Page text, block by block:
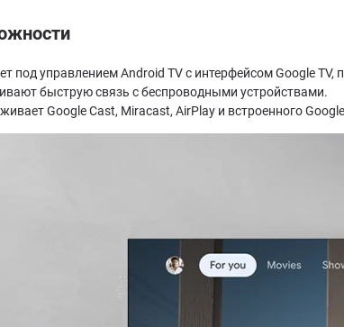
под управлением Android TV с интерфейсом Google
быструю связь с беспроводными устройствами.
Google Cast, Miracast, AirPlay и встроенного